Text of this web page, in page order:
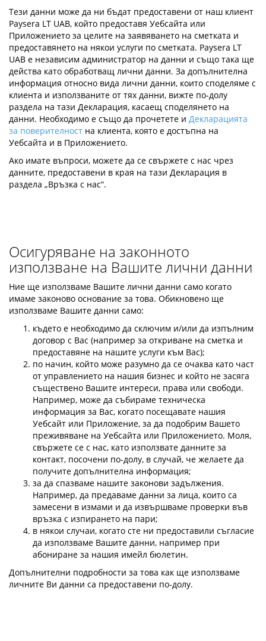
Тези данни може да ни бъдат предоставени от наш клиент
Paysera LT UAB, който предоставя Уебсайта или
Приложението за целите на заявяването на сметката и
предоставянето на някои услуги по сметката. Paysera LT
UAB е независим администратор на данни и също така ще
действа като обработващ лични данни. За допълнителна
информация относно вида лични данни, които споделяме с
клиента и използваните от тях данни, вижте по-долу
раздела на тази Декларация, касаещ споделянето на
данни. Необходимо е също да прочетете и Декларацията
за поверителност на клиента, която е достъпна на
Уебсайта и в Приложението.
Ако имате въпроси, можете да се свържете с нас чрез
данните, предоставени в края на тази Декларация в
раздела „Връзка с нас“.
Осигуряване на законното
използване на Вашите лични данни
Ние ще използваме Вашите лични данни само когато
имаме законово основание за това. Обикновено ще
използваме Вашите данни само:
където е необходимо да сключим и/или да изпълним
договор с Вас (например за откриване на сметка и
предоставяне на нашите услуги към Вас);
по начин, който може разумно да се очаква като част
от управлението на нашия бизнес и който не засяга
съществено Вашите интереси, права или свободи.
Например, може да събираме техническа
информация за Вас, когато посещавате нашия
Уебсайт или Приложение, за да подобрим Вашето
преживяване на Уебсайта или Приложението. Моля,
свържете се с нас, като използвате данните за
контакт, посочени по-долу, в случай, че желаете да
получите допълнителна информация;
за да спазваме нашите законови задължения.
Например, да предаваме данни за лица, които са
замесени в измами и да извършваме проверки във
връзка с изпирането на пари;
в някои случаи, когато сте ни предоставили съгласие
да използваме Вашите данни, например при
абониране за нашия имейл бюлетин.
Допълнителни подробности за това как ще използваме
личните Ви данни са предоставени по-долу.